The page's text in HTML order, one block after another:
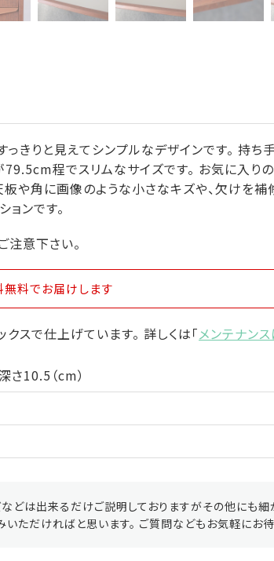
きりと見えてシンプルなデザインです。 持ち
程でスリムなサイズです。 お気に入り
や角に画像のような小さなキズや、欠けを補
ンです。
注意下さい。
無料でお届けします
スで仕上げています。 詳しくは「メンテナン
10.5（cm）
どは出来るだけご説明しておりますがその他にも
だければと思います。 ご質問などもお気軽にお待